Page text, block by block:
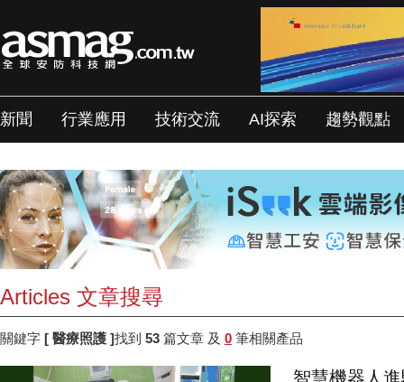
新聞 行業應用 技術交流 AI探索 趨勢觀點
Articles 文章搜尋
關鍵字 [ 醫療照護 ]找到 53 篇文章 及 0 筆相關產品
智慧機器人